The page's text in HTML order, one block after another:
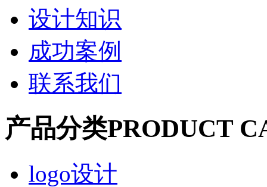
设计知识
成功案例
联系我们
产品分类PRODUCT
logo设计